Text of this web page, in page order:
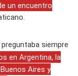
un encuentro
siempre
en Argentina, la
Aires y